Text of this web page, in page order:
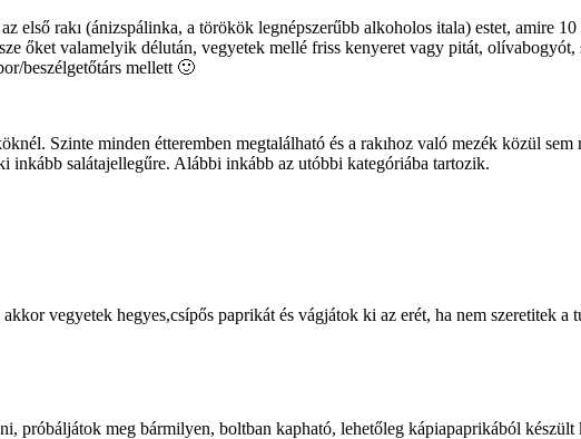
első rakı (ánizspálinka, a törökök legnépszerűbb alkoholos itala) estet, amire
őket valamelyik délután, vegyetek mellé friss kenyeret vagy pitát,
beszélgetőtárs mellett 🙂
Szinte minden étteremben megtalálható és a rakıhoz való mezék közül
inkább salátajellegűre. Alábbi inkább az utóbbi kategóriába tartozik.
vegyetek hegyes,csípős paprikát és vágjátok ki az erét, ha nem szeretitek a
próbáljátok meg bármilyen, boltban kapható, lehetőleg kápiapaprikából készült